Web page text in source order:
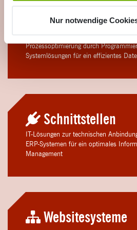
Nur notwendige
DAM-Systeme
Prozessoptimierung durch
Systemlösungen für ein effizientes
Schnitt­stellen
IT-Lösungen zur technischen
ERP-Systemen für ein optimales
Management
Website­systeme